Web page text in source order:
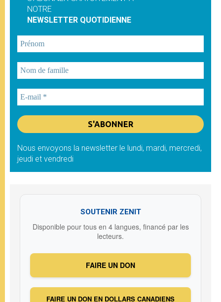
NOTRE
NEWSLETTER QUOTIDIENNE
Nous envoyons la newsletter le lundi, mardi, mercredi,
jeudi et vendredi
SOUTENIR ZENIT
Disponible pour tous en 4 langues, financé par les
lecteurs.
FAIRE UN DON
FAIRE UN DON EN DOLLARS CANADIENS